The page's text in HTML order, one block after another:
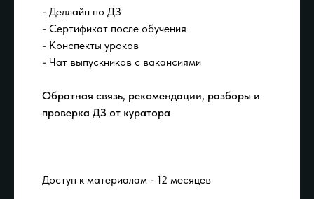
- Дедлайн по ДЗ
- Сертификат после обучения
- Конспекты уроков
- Чат выпускников с вакансиями
Обратная связь, рекомендации, разборы и
проверка ДЗ от куратора
Доступ к материалам - 12 месяцев